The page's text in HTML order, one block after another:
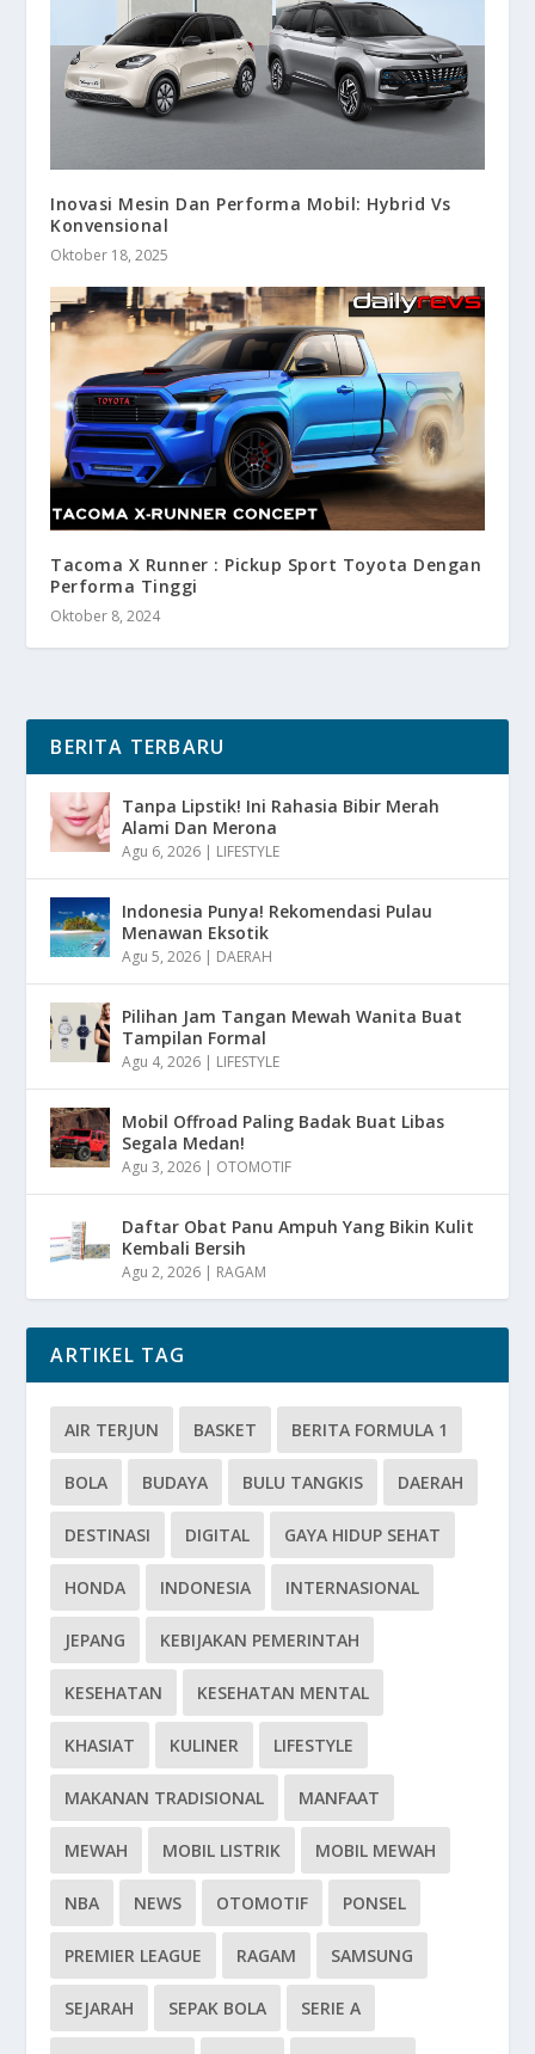
Inovasi Mesin Dan Performa Mobil: Hybrid Vs
Konvensional
Oktober 18, 2025
Tacoma X Runner : Pickup Sport Toyota Dengan
Performa Tinggi
Oktober 8, 2024
BERITA TERBARU
Tanpa Lipstik! Ini Rahasia Bibir Merah
Alami Dan Merona
Agu 6, 2026 | LIFESTYLE
Indonesia Punya! Rekomendasi Pulau
Menawan Eksotik
Agu 5, 2026 | DAERAH
Pilihan Jam Tangan Mewah Wanita Buat
Tampilan Formal
Agu 4, 2026 | LIFESTYLE
Mobil Offroad Paling Badak Buat Libas
Segala Medan!
Agu 3, 2026 | OTOMOTIF
Daftar Obat Panu Ampuh Yang Bikin Kulit
Kembali Bersih
Agu 2, 2026 | RAGAM
ARTIKEL TAG
AIR TERJUN BASKET BERITA FORMULA 1
BOLA BUDAYA BULU TANGKIS DAERAH
DESTINASI DIGITAL GAYA HIDUP SEHAT
HONDA INDONESIA INTERNASIONAL
JEPANG KEBIJAKAN PEMERINTAH
KESEHATAN KESEHATAN MENTAL
KHASIAT KULINER LIFESTYLE
MAKANAN TRADISIONAL MANFAAT
MEWAH MOBIL LISTRIK MOBIL MEWAH
NBA NEWS OTOMOTIF PONSEL
PREMIER LEAGUE RAGAM SAMSUNG
SEJARAH SEPAK BOLA SERIE A